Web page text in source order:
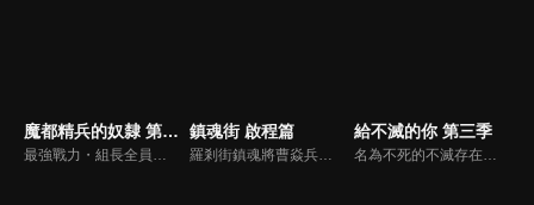
魔都精兵的奴隸 第二季
最強戰力・組長全員集結。尋求著能大顯身手的舞台的男高中生・和倉優希因為魔防隊第七組組長・羽前京香的能力，使他身為「奴隸」的力量覺醒，並成功討伐了京香故鄉的仇敵・一根角，實現了復仇的宿願。然而在檯面下，全新的威脅《八雷神》已經開始在魔都展開行動。於是優希和京香前往參加全體組長齊聚一堂的「組長會議」。魔防隊透過聯合訓練累積起了實力，而優希也開始展現出嶄新的可能性及顯著的成長。另一方面，八雷神的其中一人在現世現身了──。一場「被飼養的少年」所展開的奇幻戰鬥故事，第２章在此展開！
鎮魂街 啟程篇
羅剎街鎮魂將曹焱兵和寄靈人夏鈴踏上修復靈槐之路，羽林街鎮魂將南禦夫卻受命緝拿曹焱兵，恰有菩提街鎮魂將北落師門 出面平息事態。 但南禦夫心懷鬼胎，北落師門與女孩水兒也暗藏秘密，曹焱兵和夏鈴又將如何應對。 菩提樹下，三方命運交結，最終會湧到何處。
給不滅的你 第三季
名為不死的不滅存在。一個前所未有的和平世界。新的朋友…新的家園…在萬事圓滿的世界裡，不死以為自己終於能高唱幸福。然而不祥的影子再度逼近不死。那影子是鑽入人心縫隙的宿敵。造就自己的觀察者真正的目的。加諸於不死的新考驗。重大抉擇的時刻正逼近他。不死之身的不死物語，「現世篇」即將揭幕。